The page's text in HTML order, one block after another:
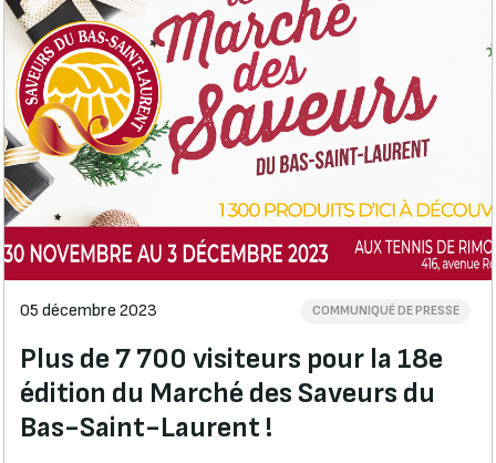
05 décembre 2023 COMMUNIQUÉ DE PRESSE
Plus de 7 700 visiteurs pour la 18e
édition du Marché des Saveurs du
Bas-Saint-Laurent !